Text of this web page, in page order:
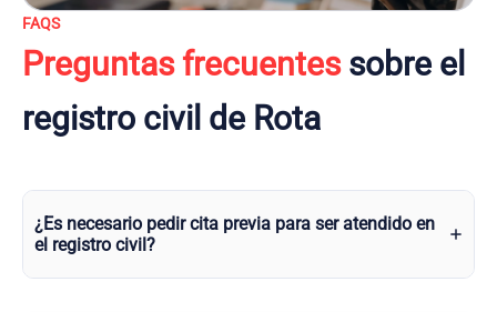
FAQS
Preguntas frecuentessobre el
registro civil de Rota
¿Es necesario pedir cita previa para ser atendido en
el registro civil?